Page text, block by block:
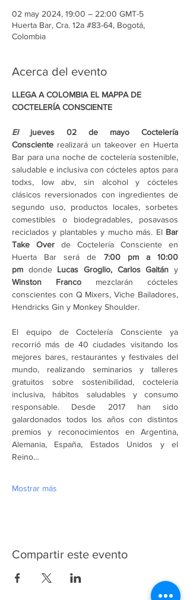
02 may 2024, 19:00 – 22:00 GMT-5
Huerta Bar, Cra. 12a #83-64, Bogotá,
Colombia
Acerca del evento
LLEGA A COLOMBIA EL MAPPA DE
COCTELERÍA CONSCIENTE
El jueves 02 de mayo
Coctelería
Consciente realizará un takeover en Huerta
Bar para una noche de coctelería sostenible,
saludable e inclusiva con cócteles aptos para
todxs, low abv, sin alcohol y cócteles
clásicos reversionados con ingredientes de
segundo uso, productos locales, sorbetes
comestibles o biodegradables, posavasos
reciclados y plantables y mucho más. El Bar
Take Over de Coctelería Consciente en
Huerta Bar será de 7:00 pm a 10:00
pm donde Lucas Groglio, Carlos Gaitán
Winston Franco mezclarán cócteles
conscientes con Q Mixers, Viche Bailadores,
Hendricks Gin y Monkey Shoulder.
El equipo de Coctelería Consciente ya
recorrió más de 40 ciudades visitando los
mejores bares, restaurantes y festivales del
mundo, realizando seminarios y talleres
gratuitos sobre sostenibilidad, coctelería
inclusiva, hábitos saludables y consumo
responsable. Desde 2017 han sido
galardonados todos los años con distintos
premios y reconocimientos en Argentina,
Alemania, España, Estados Unidos y el
Reino…
Mostrar más
Compartir este evento